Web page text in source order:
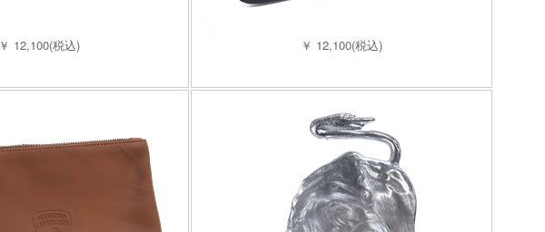
￥ 12,100(税込) ￥ 12,100(税込)